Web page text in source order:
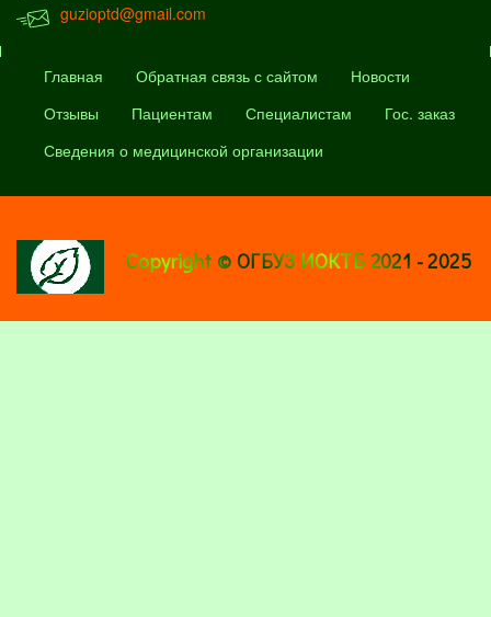
guzioptd@gmail.com
Главная Обратная связь с сайтом
Новости
Отзывы
Пациентам Специалистам
Гос. заказ
Сведения о медицинской организации
Copyright © ОГБУЗ ИОКТБ 2021 - 2025